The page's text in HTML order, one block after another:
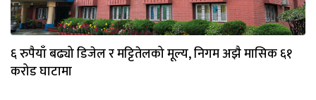
६ रुपैयाँ बढ्यो डिजेल र मट्टितेलको मूल्य, निगम अझै मासिक ६१
करोड घाटामा